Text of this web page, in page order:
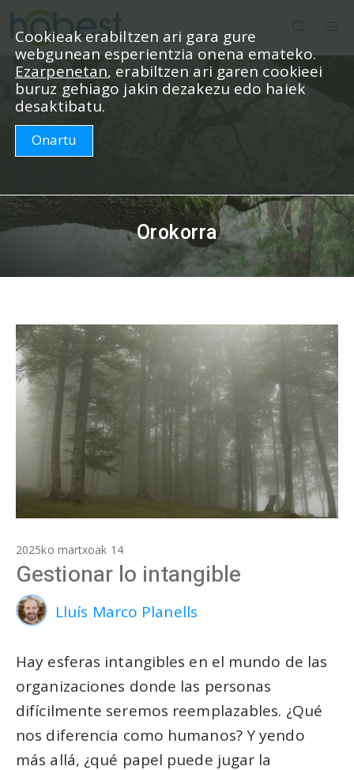
Edukira
salto
egin
Orokorra
2025ko martxoak 14
Gestionar lo intangible
Lluís Marco Planells
Hay esferas intangibles en el mundo de las
organizaciones donde las personas
difícilmente seremos reemplazables. ¿Qué
nos diferencia como humanos? Y yendo
más allá, ¿qué papel puede jugar la
Cookieak erabiltzen ari gara gure
webgunean esperientzia onena emateko.
Ezarpenetan, erabiltzen ari garen cookieei
buruz gehiago jakin dezakezu edo haiek
desaktibatu.
Onartu